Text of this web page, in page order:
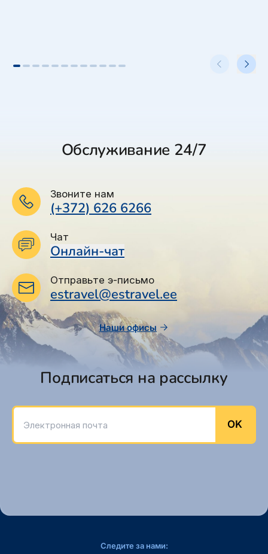
Обслуживание 24/7
Звоните нам
(+372) 626 6266
Чат
Онлайн-чат
Отправьте э-письмо
estravel@estravel.ee
Наши офисы
Подписаться на рассылку
Электронная почта
OK
Следите за нами: